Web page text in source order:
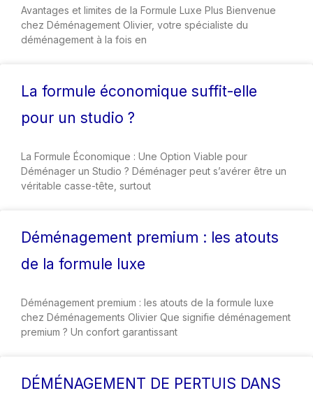
Avantages et limites de la Formule Luxe Plus Bienvenue
chez Déménagement Olivier, votre spécialiste du
déménagement à la fois en
La formule économique suffit-elle
pour un studio ?
La Formule Économique : Une Option Viable pour
Déménager un Studio ? Déménager peut s’avérer être un
véritable casse-tête, surtout
Déménagement premium : les atouts
de la formule luxe
Déménagement premium : les atouts de la formule luxe
chez Déménagements Olivier Que signifie déménagement
premium ? Un confort garantissant
DÉMÉNAGEMENT DE PERTUIS DANS